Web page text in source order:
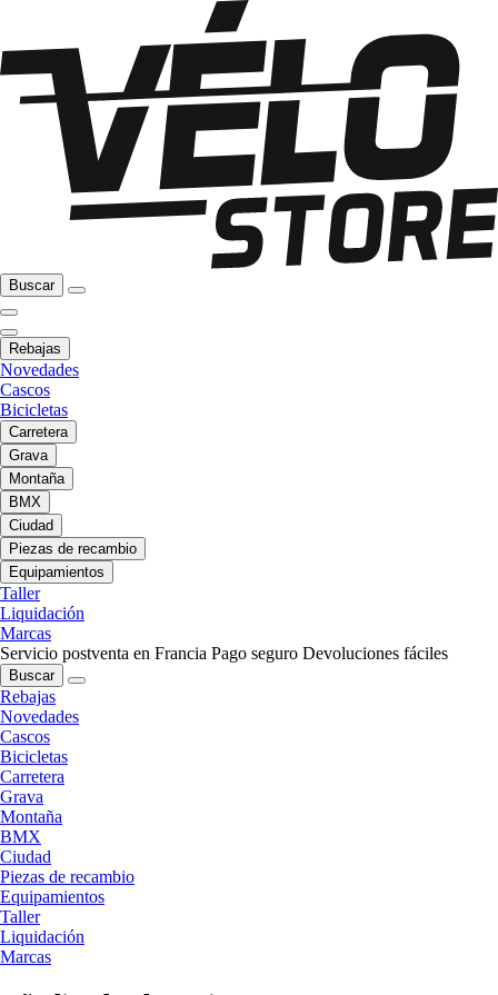
Buscar
Rebajas
Novedades
Cascos
Bicicletas
Carretera
Grava
Montaña
BMX
Ciudad
Piezas de recambio
Equipamientos
Taller
Liquidación
Marcas
Servicio postventa en Francia Pago seguro Devoluciones fáciles
Buscar
Rebajas
Novedades
Cascos
Bicicletas
Carretera
Grava
Montaña
BMX
Ciudad
Piezas de recambio
Equipamientos
Taller
Liquidación
Marcas